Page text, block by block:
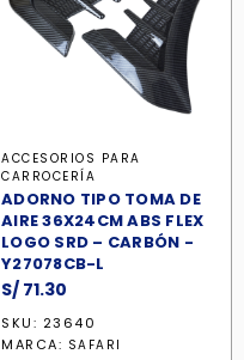
ACCESORIOS PARA
CARROCERÍA
ADORNO TIPO TOMA DE
AIRE 36X24CM ABS FLEX
LOGO SRD – CARBÓN -
Y27078CB-L
S/ 71.30
SKU: 23640
MARCA: SAFARI